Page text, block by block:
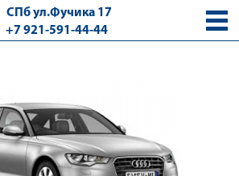
СПб ул.Фучика 17
+7 921-591-44-44